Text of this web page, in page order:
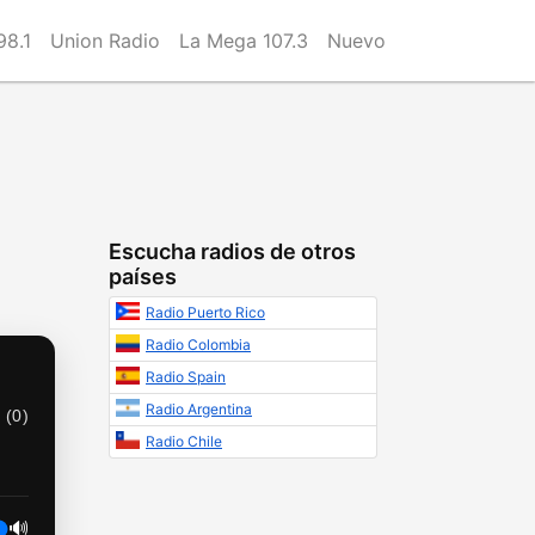
Union Radio La Mega 107.3 Nuevo
(0)
🔊
Escucha radios de otros
países
Radio Puerto Rico
Radio Colombia
Radio Spain
Radio Argentina
Radio Chile